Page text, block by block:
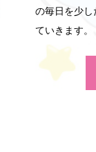
の毎日を少
ていきます。